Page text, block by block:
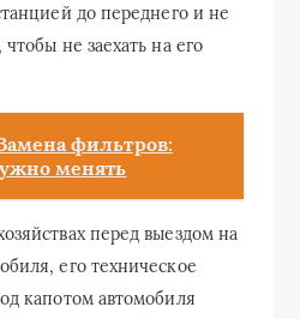
до переднего и не
не заехать на его
фильтров:
менять
перед выездом на
его техническое
капотом автомобиля